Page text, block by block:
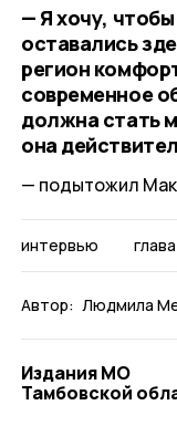
— Я хочу,
оставались
регион
современное
должна стать
она
подытожил
интервью
Автор: Людмила
Издания МО
Тамбовской